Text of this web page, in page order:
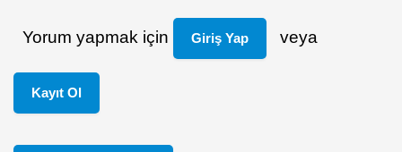
Yorum yapmak için Giriş Yap veya
Kayıt Ol